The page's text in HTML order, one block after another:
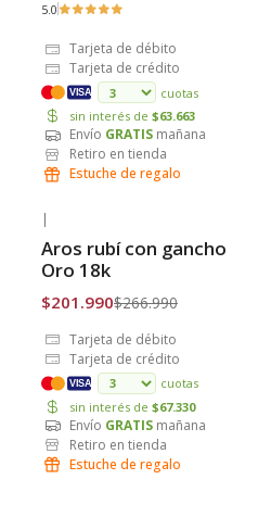
5.0
Tarjeta de débito
Tarjeta de crédito
VISA
cuotas
sin interés de $63.663
Envío GRATIS mañana
Retiro en tienda
Estuche de regalo
Envío Gratis
|
Aros rubí con gancho
Oro 18k
$201.990$266.990
Tarjeta de débito
Tarjeta de crédito
VISA
cuotas
sin interés de $67.330
Envío GRATIS mañana
Retiro en tienda
Estuche de regalo